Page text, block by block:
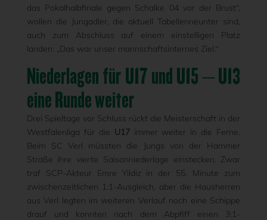
das Pokalhalbfinale gegen Schalke 04 vor der Brust“,
wollen die Jungadler, die aktuell Tabellenneunter sind,
auch zum Abschluss auf einem einstelligen Platz
landen: „Das war unser mannschaftsinternes Ziel.“
Niederlagen für U17 und U15 – U13
eine Runde weiter
Drei Spieltage vor Schluss rückt die Meisterschaft in der
Westfalenliga für die U17immer weiter in die Ferne.
Beim SC Verl müssten die Jungs von der Hammer
Straße ihre vierte Saisonniederlage einstecken. Zwar
traf SCP-Akteur Emre Yildiz in der 55. Minute zum
zwischenzeitlichen 1:1-Ausgleich, aber die Hausherren
aus Verl legten im weiteren Verlauf noch eine Schippe
drauf und konnten nach dem Abpfiff einen 3:1-